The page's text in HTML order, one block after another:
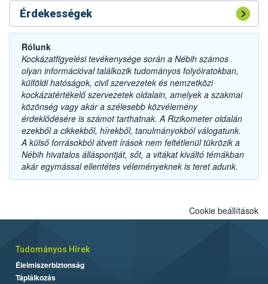
Érdekességek
Rólunk
Kockázatfigyelési tevékenysége során a Nébih számos
olyan információval találkozik tudományos folyóiratokban,
külföldi hatóságok, civil szervezetek és nemzetközi
kockázatértékelő szervezetek oldalain, amelyek a szakmai
közönség vagy akár a szélesebb közvélemény
érdeklődésére is számot tarthatnak. A Rizikometer oldalán
ezekből a cikkekből, hírekből, tanulmányokból válogatunk.
A külső forrásokból átvett írások nem feltétlenül tükrözik a
Nébih hivatalos álláspontját, sőt, a vitákat kiváltó témákban
akár egymással ellentétes véleményeknek is teret adunk.
Cookie beállítások
Tudományos Hírek
Élelmiszerbiztonság
Táplálkozás